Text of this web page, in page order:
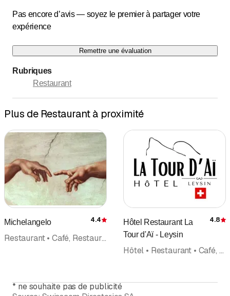
Pas encore d’avis — soyez le premier à partager votre
expérience
Remettre une évaluation
Rubriques
Restaurant
Plus de Restaurant à proximité
Michelangelo Évaluation
4.4
Restaurant • Café, Restaurant • Cuisine italienne • Pizzeria • Take Away
Hôtel Restaurant La
Tour d'Aï - Leysin
4.8
Hôtel • Restaurant • Café, Restaurant • Séminaire • Banquet • Bar
* ne souhaite pas de publicité